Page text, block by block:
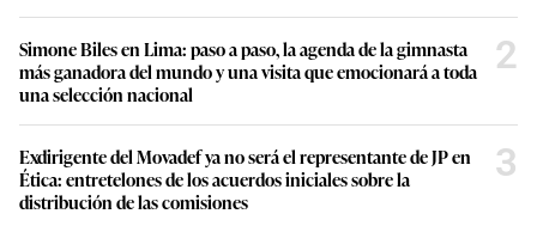
Simone Biles en Lima: paso a paso, la agenda de la gimnasta
más ganadora del mundo y una visita que emocionará a toda
una selección nacional
2
Exdirigente del Movadef ya no será el representante de JP en
Ética: entretelones de los acuerdos iniciales sobre la
distribución de las comisiones
3